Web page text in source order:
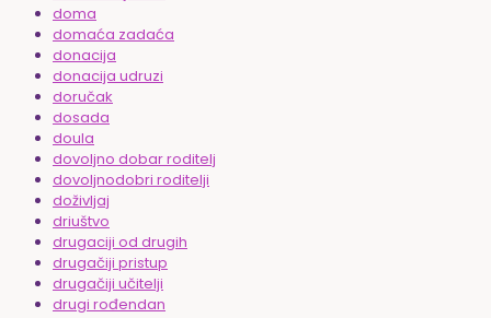
doma
domaća zadaća
donacija
donacija udruzi
doručak
dosada
doula
dovoljno dobar roditelj
dovoljnodobri roditelji
doživljaj
driuštvo
drugaciji od drugih
drugačiji pristup
drugačiji učitelji
drugi rođendan